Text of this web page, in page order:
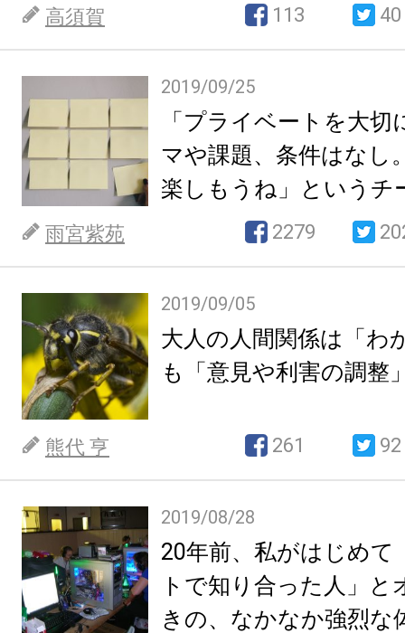
高須賀 113 40
2019/09/25
「プライベートを大
マや課題、条件はなし
楽しもうね」というチ
壊する理由。
雨宮紫苑 2279
2019/09/05
大人の人間関係は「わ
も「意見や利害の調整
熊代 亨 261 92
2019/08/28
20年前、私がはじめて
トで知り合った人」と
きの、なかなか強烈な